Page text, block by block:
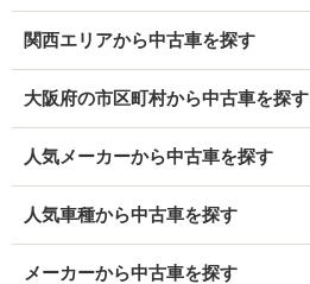
関西エリアから中古車を探す
大阪府の市区町村から中古車を探す
人気メーカーから中古車を探す
人気車種から中古車を探す
メーカーから中古車を探す